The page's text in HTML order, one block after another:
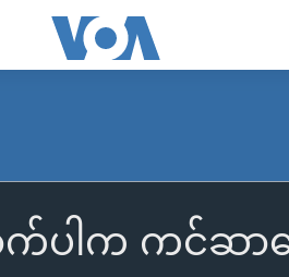
ါက ကင်ဆာရေ